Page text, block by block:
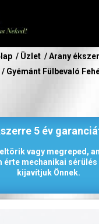
/ Üzlet / Arany ékszer
/ Gyémánt Fülbevaló
5 év
vagy megreped,
érte mechanikai
kijavítjuk Önnek.